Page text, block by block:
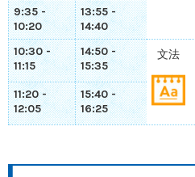
9:35 -
10:20
13:55 -
14:40
10:30 -
11:15
14:50 -
15:35
文法
11:20 -
12:05
15:40 -
16:25